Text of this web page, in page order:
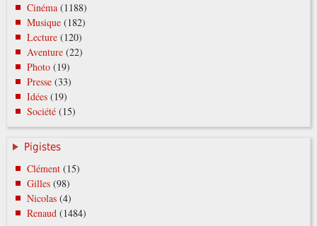
Cinéma (1188)
Musique (182)
Lecture (120)
Aventure (22)
Photo (19)
Presse (33)
Idées (19)
Société (15)
Pigistes
Clément(15)
Gilles(98)
Nicolas(4)
Renaud (1484)